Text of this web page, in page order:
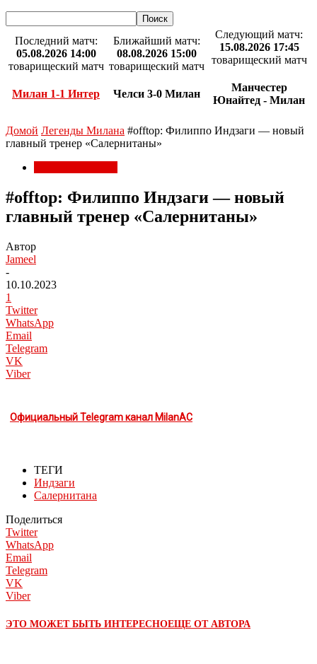
Последний матч:
05.08.2026 14:00
товарищеский матч
Милан 1-1 Интер
Ближайший матч:
08.08.2026 15:00
товарищеский матч
Челси 3-0 Милан
Следующий матч:
15.08.2026 17:45
товарищеский матч
Манчестер
Юнайтед - Милан
Домой Легенды Милана #offtop: Филиппо Индзаги — новый
главный тренер «Салернитаны»
#offtop: Филиппо Индзаги — новый
главный тренер «Салернитаны»
Автор
Jameel
-
10.10.2023
1
Twitter
WhatsApp
Email
Telegram
VK
Viber
Официальный Telegram канал MilanAC
ТЕГИ
Индзаги
Салернитана
Поделиться
Twitter
WhatsApp
Email
Telegram
VK
Viber
ЭТО МОЖЕТ БЫТЬ ИНТЕРЕСНОЕЩЕ ОТ АВТОРА